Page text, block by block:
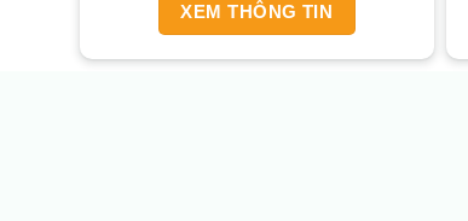
XEM THÔNG TIN